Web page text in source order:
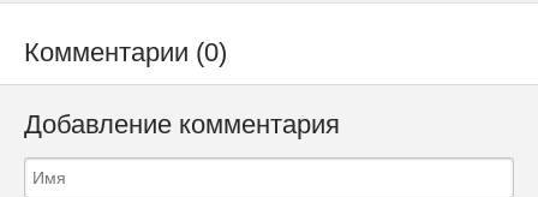
Комментарии (0)
Добавление комментария